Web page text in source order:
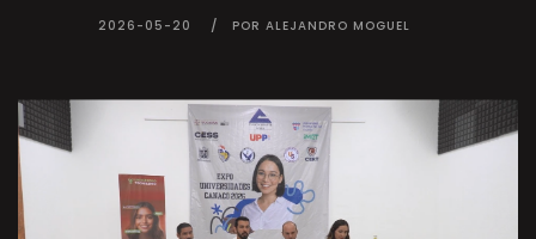
2026-05-20 POR ALEJANDRO MOGUEL